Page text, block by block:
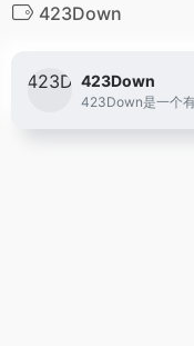
423Down
423Down